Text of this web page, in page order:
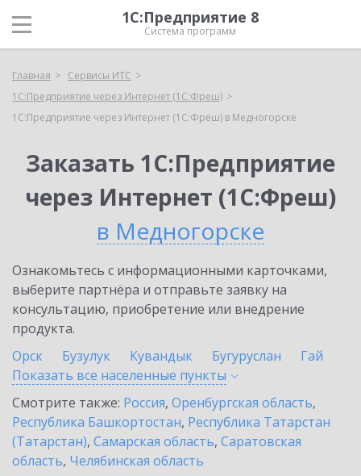
1С:Предприятие 8
Система программ
Главная
Сервисы ИТС
1С:Предприятие через Интернет (1С:Фреш)
1С:Предприятие через Интернет (1С:Фреш) в Медногорске
Заказать 1С:Предприятие
через Интернет (1С:Фреш)
в Медногорске
Ознакомьтесь с информационными карточками,
выберите партнёра и отправьте заявку на
консультацию, приобретение или внедрение
продукта.
Орск
Бузулук Кувандык Бугуруслан
Гай
Показать все населенные пункты
Смотрите также: Россия, Оренбургская область,
Республика Башкортостан, Республика Татарстан
(Татарстан), Самарская область, Саратовская
область, Челябинская область